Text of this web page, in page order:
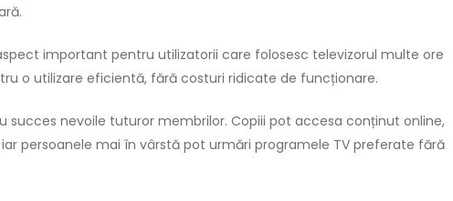
important pentru utilizatorii care folosesc televizorul multe ore
o utilizare eficientă, fără costuri ridicate de funcționare.
succes nevoile tuturor membrilor. Copiii pot accesa conținut online,
persoanele mai în vârstă pot urmări programele TV preferate fără